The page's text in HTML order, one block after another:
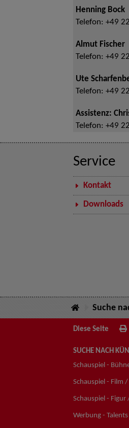
Henning Bock
Telefon: +49
Almut Fischer
Telefon: +49
Ute
Telefon: +49
Assistenz:
Telefon: +49
Service
Kontakt
Downloads
Suche
Diese Seite
SUCHE NACH
Schauspiel -
Schauspiel - Film /
Schauspiel -
Werbung - Talents